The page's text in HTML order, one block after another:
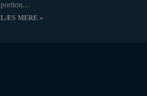
portion…
LÆS MERE »